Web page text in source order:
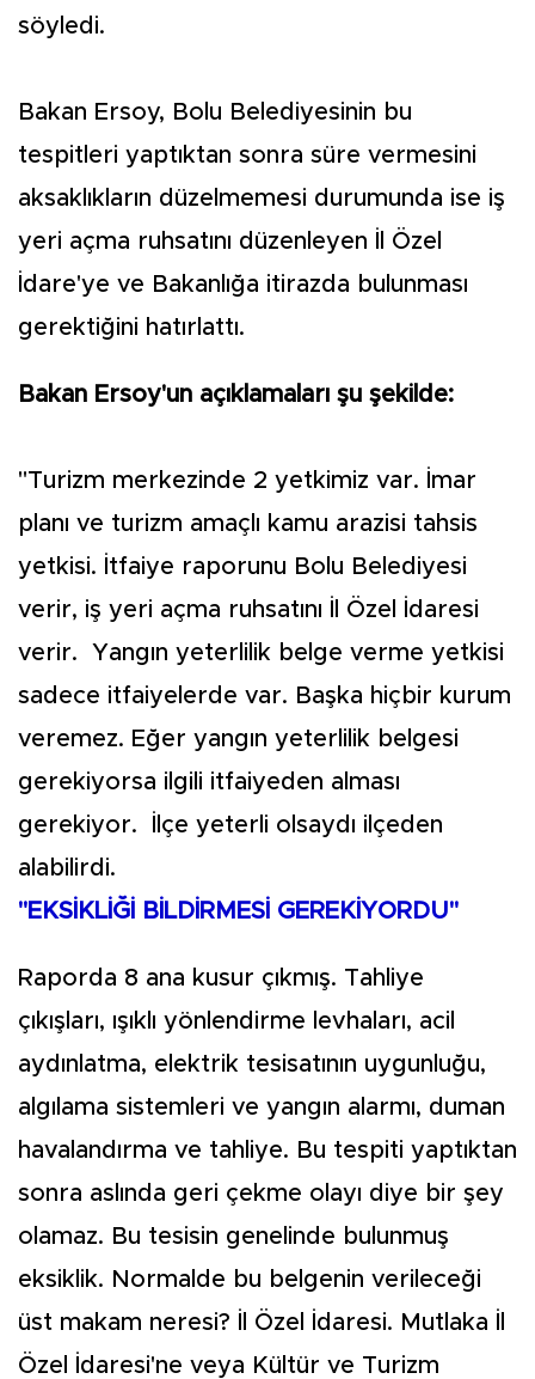
söyledi.
Bakan Ersoy, Bolu Belediyesinin bu
tespitleri yaptıktan sonra süre vermesini
aksaklıkların düzelmemesi durumunda ise iş
yeri açma ruhsatını düzenleyen İl Özel
İdare'ye ve Bakanlığa itirazda bulunması
gerektiğini hatırlattı.
Bakan Ersoy'un açıklamaları şu şekilde:
"Turizm merkezinde 2 yetkimiz var. İmar
planı ve turizm amaçlı kamu arazisi tahsis
yetkisi. İtfaiye raporunu Bolu Belediyesi
verir, iş yeri açma ruhsatını İl Özel İdaresi
verir. Yangın yeterlilik belge verme yetkisi
sadece itfaiyelerde var. Başka hiçbir kurum
veremez. Eğer yangın yeterlilik belgesi
gerekiyorsa ilgili itfaiyeden alması
gerekiyor. İlçe yeterli olsaydı ilçeden
alabilirdi.
"EKSİKLİĞİ BİLDİRMESİ GEREKİYORDU"
Raporda 8 ana kusur çıkmış. Tahliye
çıkışları, ışıklı yönlendirme levhaları, acil
aydınlatma, elektrik tesisatının uygunluğu,
algılama sistemleri ve yangın alarmı, duman
havalandırma ve tahliye. Bu tespiti yaptıktan
sonra aslında geri çekme olayı diye bir şey
olamaz. Bu tesisin genelinde bulunmuş
eksiklik. Normalde bu belgenin verileceği
üst makam neresi? İl Özel İdaresi. Mutlaka İl
Özel İdaresi'ne veya Kültür ve Turizm